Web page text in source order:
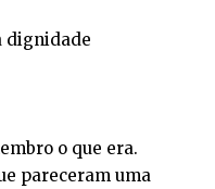
dignidade
o que era.
pareceram uma